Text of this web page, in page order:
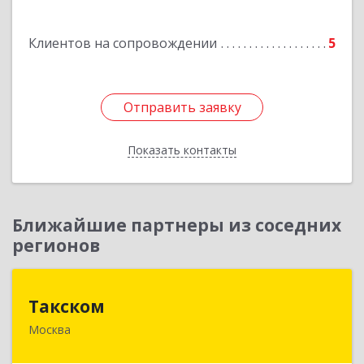
Клиентов на сопровождении 5
Отправить заявку
Показать контакты
Подробнее
Отправить заявку
Назад
Ближайшие партнеры из соседних
регионов
Такском
Москва119034, Москва г, Барыковский пер, дом №